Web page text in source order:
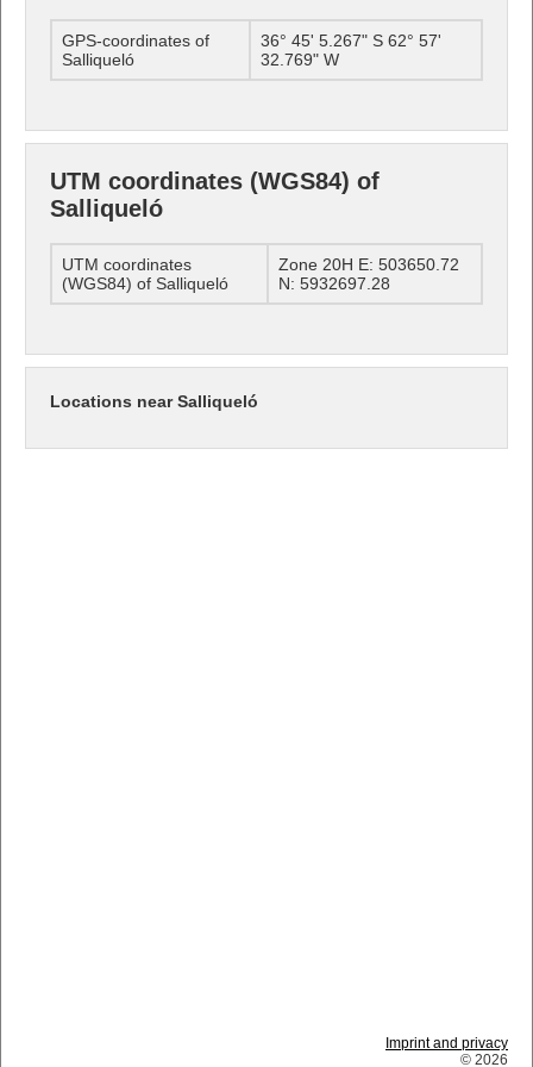
GPS-coordinates of
Salliqueló
36° 45' 5.267" S 62° 57'
32.769" W
UTM coordinates (WGS84) of
Salliqueló
UTM coordinates
(WGS84) of Salliqueló
Zone 20H E: 503650.72
N: 5932697.28
Locations near Salliqueló
Imprint and privacy
© 2026